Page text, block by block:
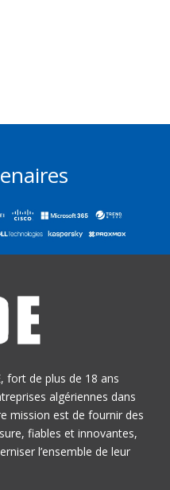
fort de plus de 18 ans
algériennes dans
mission est de fournir des
fiables et innovantes,
l’ensemble de leur